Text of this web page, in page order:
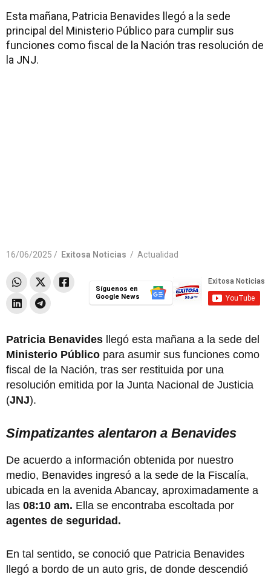
Esta mañana, Patricia Benavides llegó a la sede
principal del Ministerio Público para cumplir sus
funciones como fiscal de la Nación tras resolución de
la JNJ.
16/06/2025 / Exitosa Noticias / Actualidad
Síguenos en
Google News
Patricia Benavides llegó esta mañana a la sede del
Ministerio Público para asumir sus funciones como
fiscal de la Nación, tras ser restituida por una
resolución emitida por la Junta Nacional de Justicia
(JNJ).
Simpatizantes alentaron a Benavides
De acuerdo a información obtenida por nuestro
medio, Benavides ingresó a la sede de la Fiscalía,
ubicada en la avenida Abancay, aproximadamente a
las 08:10 am. Ella se encontraba escoltada por
agentes de seguridad.
En tal sentido, se conoció que Patricia Benavides
llegó a bordo de un auto gris, de donde descendió